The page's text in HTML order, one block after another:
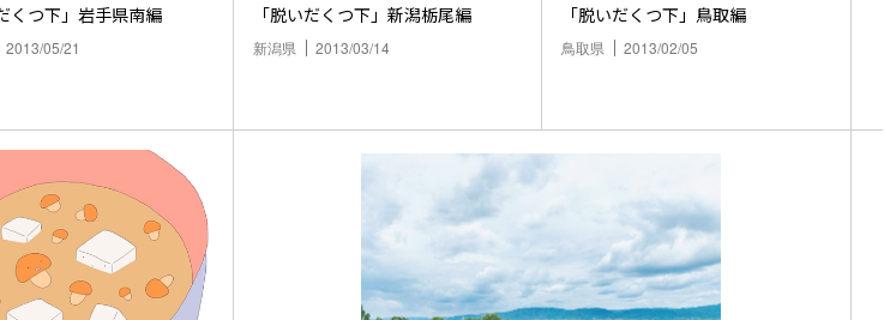
くつ下」岩手県南編
2013/05/21
「脱いだくつ下」新潟栃尾編
新潟県 2013/03/14
「脱いだくつ下」鳥取編
鳥取県 2013/02/05